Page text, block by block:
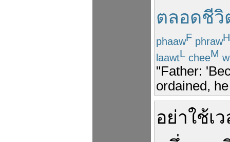
ตลอดชีวิ
phaawF phrawH
laawtL cheeM
"Father:
ordained,
อย่าใช้เ